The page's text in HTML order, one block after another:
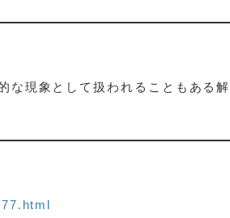
な現象として扱われることもある